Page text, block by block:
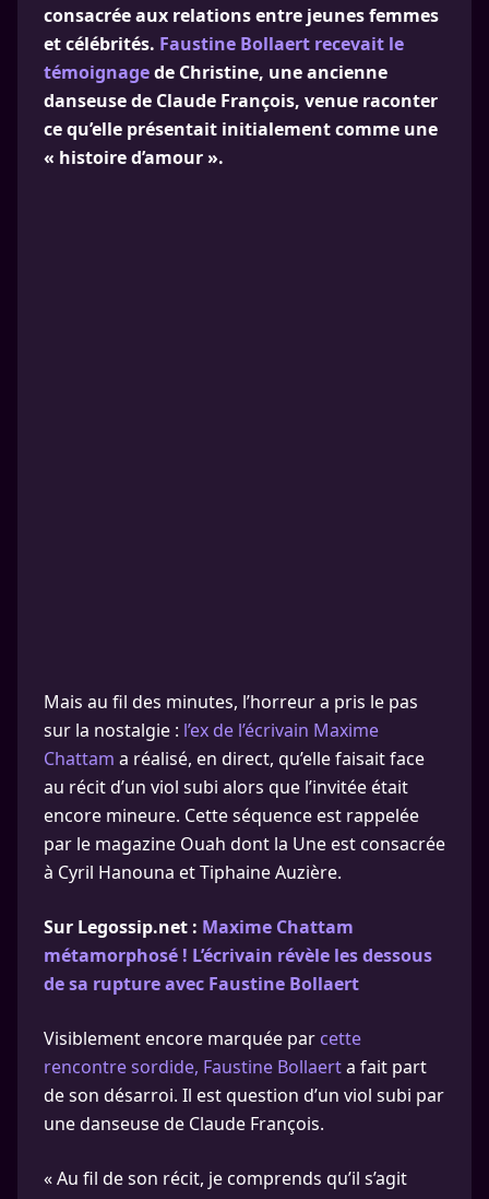
consacrée aux relations entre jeunes femmes
et célébrités. Faustine Bollaert recevait le
témoignagede Christine, une ancienne
danseuse de Claude François, venue raconter
ce qu’elle présentait initialement comme une
« histoire d’amour ».
Mais au fil des minutes, l’horreur a pris le pas
sur la nostalgie : l’ex de l’écrivain Maxime
Chattam a réalisé, en direct, qu’elle faisait face
au récit d’un viol subi alors que l’invitée était
encore mineure. Cette séquence est rappelée
par le magazine Ouah dont la Une est consacrée
à Cyril Hanouna et Tiphaine Auzière.
Sur Legossip.net : Maxime Chattam
métamorphosé ! L’écrivain révèle les dessous
de sa rupture avec Faustine Bollaert
Visiblement encore marquée par cette
rencontre sordide, Faustine Bollaerta fait part
de son désarroi. Il est question d’un viol subi par
une danseuse de Claude François.
« Au fil de son récit, je comprends qu’il s’agit